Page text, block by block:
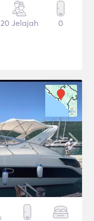
20 Jelajah 0